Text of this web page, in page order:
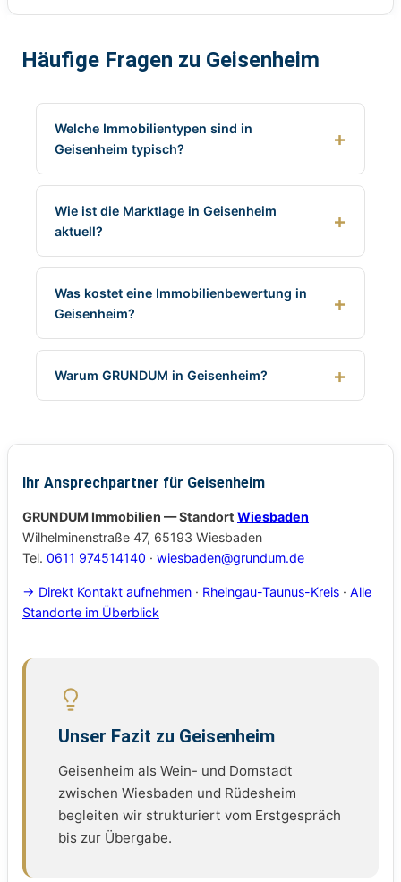
Häufige Fragen zu Geisenheim
Welche Immobilientypen sind in
Geisenheim typisch?
Wie ist die Marktlage in Geisenheim
aktuell?
Was kostet eine Immobilienbewertung in
Geisenheim?
Warum GRUNDUM in Geisenheim?
Ihr Ansprechpartner für Geisenheim
GRUNDUM Immobilien — Standort Wiesbaden
Wilhelminenstraße 47, 65193 Wiesbaden
Tel. 0611 974514140 · wiesbaden@grundum.de
→ Direkt Kontakt aufnehmen · Rheingau-Taunus-Kreis · Alle
Standorte im Überblick
Unser Fazit zu Geisenheim
Geisenheim als Wein- und Domstadt
zwischen Wiesbaden und Rüdesheim
begleiten wir strukturiert vom Erstgespräch
bis zur Übergabe.